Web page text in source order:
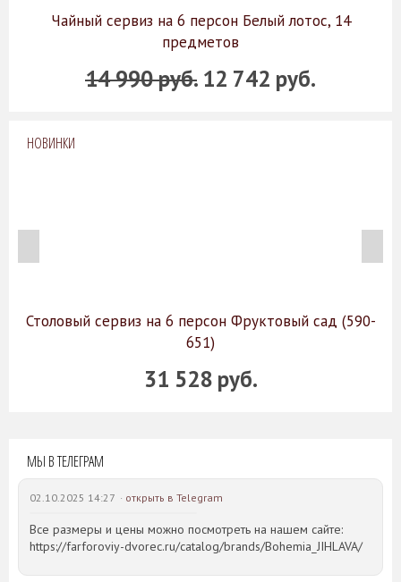
Чайный сервиз на 6 персон Белый лотос, 14
предметов
14 990 руб. 12 742 руб.
НОВИНКИ
Столовый сервиз на 6 персон Фруктовый сад (590-
651)
31 528 руб.
МЫ В ТЕЛЕГРАМ
02.10.2025 14:27 · открыть в Telegram
Все размеры и цены можно посмотреть на нашем сайте:
https://farforoviy-dvorec.ru/catalog/brands/Bohemia_JIHLAVA/